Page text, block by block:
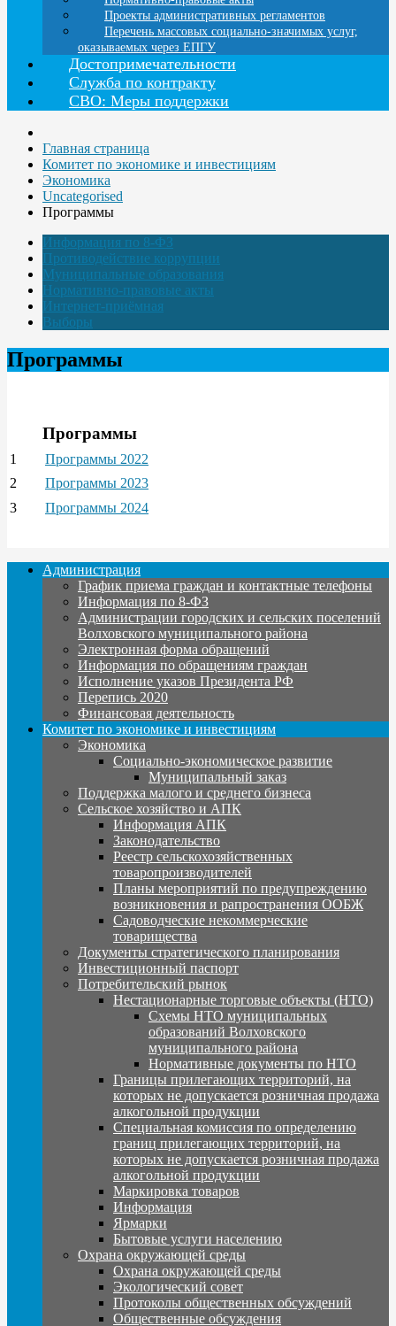
Проекты административных регламентов
Перечень массовых социально-значимых услуг,
оказываемых через ЕПГУ
Достопримечательности
Служба по контракту
СВО: Меры поддержки
Главная страница
Комитет по экономике и инвестициям
Экономика
Uncategorised
Программы
Информация по 8-ФЗ
Противодействие коррупции
Муниципальные образования
Нормативно-правовые акты
Интернет-приёмная
Выборы
Программы
Программы
1
Программы 2022
2
Программы 2023
3
Программы 2024
Администрация
График приема граждан и контактные телефоны
Информация по 8-ФЗ
Администрации городских и сельских поселений
Волховского муниципального района
Электронная форма обращений
Информация по обращениям граждан
Исполнение указов Президента РФ
Перепись 2020
Финансовая деятельность
Комитет по экономике и инвестициям
Экономика
Социально-экономическое развитие
Муниципальный заказ
Поддержка малого и среднего бизнеса
Сельское хозяйство и АПК
Информация АПК
Законодательство
Реестр сельскохозяйственных
товаропроизводителей
Планы мероприятий по предупреждению
возникновения и рапространения ООБЖ
Садоводческие некоммерческие
товарищества
Документы стратегического планирования
Инвестиционный паспорт
Потребительский рынок
Нестационарные торговые объекты (НТО)
Схемы НТО муниципальных
образований Волховского
муниципального района
Нормативные документы по НТО
Границы прилегающих территорий, на
которых не допускается розничная продажа
алкогольной продукции
Специальная комиссия по определению
границ прилегающих территорий, на
которых не допускается розничная продажа
алкогольной продукции
Маркировка товаров
Информация
Ярмарки
Бытовые услуги населению
Охрана окружающей среды
Охрана окружающей среды
Экологический совет
Протоколы общественных обсуждений
Общественные обсуждения